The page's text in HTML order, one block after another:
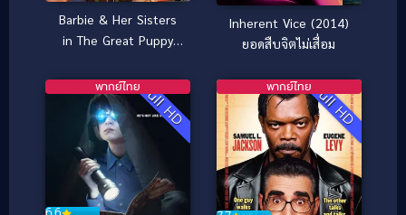
Barbie & Her Sisters
in The Great Puppy
บี้ ตอนการผจญภัยครั้งยิ่ง
ใหญ่ของน้องหมาผู้น่ารัก
Inherent Vice (2014)
ยอดสืบจิตไม่เสื่อม
Full HD
พากย์ไทย Full HD
พากย์ไทย